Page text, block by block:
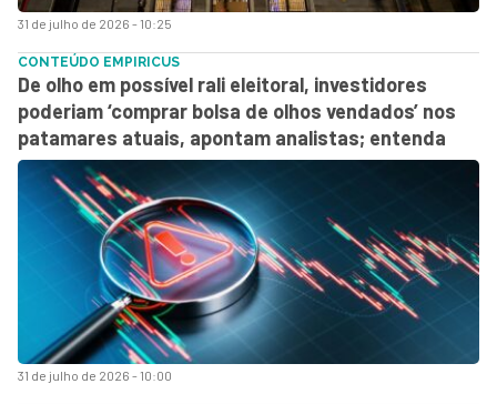
31 de julho de 2026 - 10:25
31 de julho de 2026 - 10:00
CONTEÚDO EMPIRICUS
De olho em possível rali eleitoral, investidores
poderiam ‘comprar bolsa de olhos vendados’ nos
patamares atuais, apontam analistas; entenda